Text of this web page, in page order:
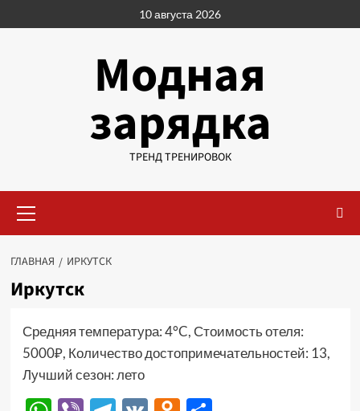
к
10 августа 2026
Модная
зарядка
ТРЕНД ТРЕНИРОВОК
меню
ГЛАВНАЯ ИРКУТСК
Иркутск
Средняя температура: 4°C, Стоимость отеля:
5000₽, Количество достопримечательностей: 13,
Лучший сезон: лето